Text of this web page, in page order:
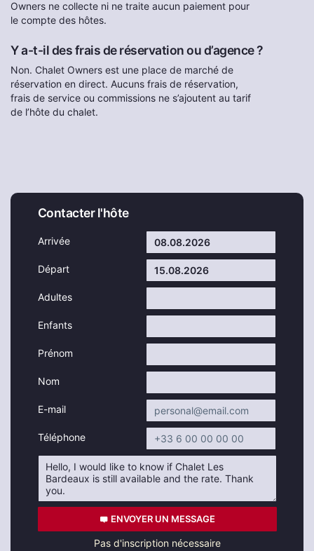
Owners ne collecte ni ne traite aucun paiement pour
le compte des hôtes.
Y a-t-il des frais de réservation ou d’agence ?
Non. Chalet Owners est une place de marché de
réservation en direct. Aucuns frais de réservation,
frais de service ou commissions ne s’ajoutent au tarif
de l’hôte du chalet.
Contacter l'hôte
Arrivée
Départ
Adultes
Enfants
Prénom
Nom
E-mail
Téléphone
ENVOYER UN MESSAGE
Pas d'inscription nécessaire